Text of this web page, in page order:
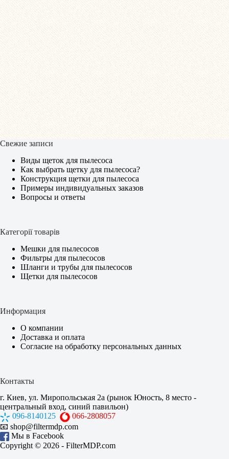
Свежие записи
Виды щеток для пылесоса
Как выбрать щетку для пылесоса?
Конструкция щетки для пылесоса
Примеры индивидуальных заказов
Вопросы и ответы
Категорії товарів
Мешки для пылесосов
Фильтры для пылесосов
Шланги и трубы для пылесосов
Щетки для пылесосов
Информация
О компании
Доставка и оплата
Согласие на обработку персональных данных
Контакты
г. Киев, ул. Миропольськая 2а (рынок Юность, 8 место -
центральный вход, синий павильон)
096-8140125
066-2808057
📧 shop@filtermdp.com
Мы в Facebook
Copyright © 2026 - FilterMDP.com